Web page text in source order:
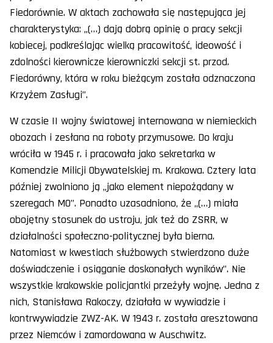
Fiedorównie. W aktach zachowała się następująca jej
charakterystyka: „(…) dają dobrą opinię o pracy sekcji
kobiecej, podkreślając wielką pracowitość, ideowość i
zdolności kierownicze kierowniczki sekcji st. przod.
Fiedorówny, która w roku bieżącym została odznaczona
Krzyżem Zasługi”.
W czasie II wojny światowej internowana w niemieckich
obozach i zesłana na roboty przymusowe. Do kraju
wróciła w 1945 r. i pracowała jako sekretarka w
Komendzie Milicji Obywatelskiej m. Krakowa. Cztery lata
później zwolniono ją „jako element niepożądany w
szeregach MO”. Ponadto uzasadniono, że „(…) miała
obojętny stosunek do ustroju, jak też do ZSRR, w
działalności społeczno-politycznej była bierna.
Natomiast w kwestiach służbowych stwierdzono duże
doświadczenie i osiąganie doskonałych wyników”. Nie
wszystkie krakowskie policjantki przeżyły wojnę. Jedna z
nich, Stanisława Rakoczy, działała w wywiadzie i
kontrwywiadzie ZWZ-AK. W 1943 r. została aresztowana
przez Niemców i zamordowana w Auschwitz.